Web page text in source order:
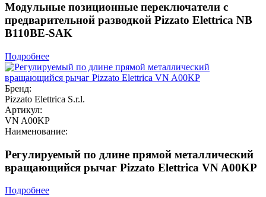
Модульные позиционные переключатели с
предварительной разводкой Pizzato Elettrica NB
B110BE-SAK
Подробнее
Бренд:
Pizzato Elettrica S.r.l.
Артикул:
VN A00KP
Наименование:
Регулируемый по длине прямой металлический
вращающийся рычаг Pizzato Elettrica VN A00KP
Подробнее